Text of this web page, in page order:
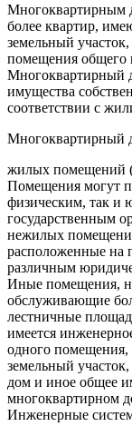
Многоквартирным
более квартир,
земельный
помещения общего
Многоквартирный
имущества
соответствии с
Многоквартирный
жилых помещений
Помещения могут
физическим, так и
государственным
нежилых
расположенные на
различным
Иные помещения,
обслуживающие
лестничные
имеется
одного
земельный
дом и иное общее
многоквартирном
Инженерные